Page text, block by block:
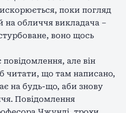
поки погляд
на обличчя викладача –
воно щось
але він
читати, що там написано,
на будь-що, аби знову
Повідомлення